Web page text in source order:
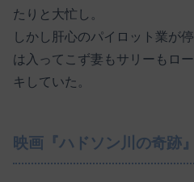
たりと大忙し。
しかし肝心のパイロット業が
は入ってこず妻もサリーもロ
キしていた。
映画『ハドソン川の奇跡